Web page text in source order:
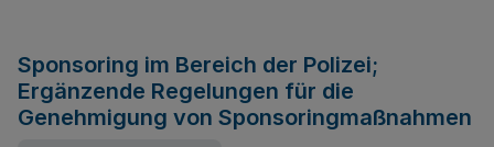
Sponsoring im Bereich der Polizei;
Ergänzende Regelungen für die
Genehmigung von Sponsoringmaßnahmen